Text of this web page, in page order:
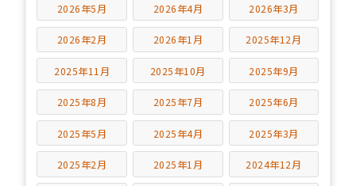
2026年5月 2026年4月 2026年3月
2026年2月 2026年1月 2025年12月
2025年11月 2025年10月 2025年9月
2025年8月 2025年7月 2025年6月
2025年5月 2025年4月 2025年3月
2025年2月 2025年1月 2024年12月